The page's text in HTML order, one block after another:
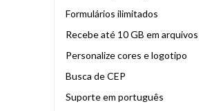
Formulários ilimitados
Recebe até 10 GB em arquivos
Personalize cores e logotipo
Busca de CEP
Suporte em português